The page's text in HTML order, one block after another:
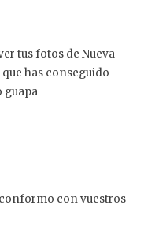
tus fotos de Nueva
has conseguido
guapa
con vuestros